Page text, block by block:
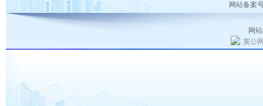
网站备案
网
冀公